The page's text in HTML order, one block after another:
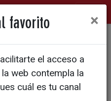
a los
favorito ×
el acceso a
web contempla la
cuál es tu canal